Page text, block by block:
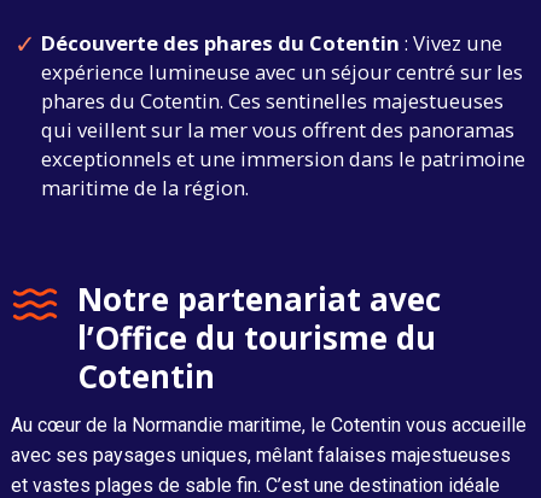
Découverte des phares du Cotentin : Vivez une
expérience lumineuse avec un séjour centré sur les
phares du Cotentin. Ces sentinelles majestueuses
qui veillent sur la mer vous offrent des panoramas
exceptionnels et une immersion dans le patrimoine
maritime de la région.
Notre partenariat avec
l’Office du tourisme du
Cotentin
Au cœur de la Normandie maritime, le Cotentin vous accueille
avec ses paysages uniques, mêlant falaises majestueuses
et vastes plages de sable fin. C’est une destination idéale